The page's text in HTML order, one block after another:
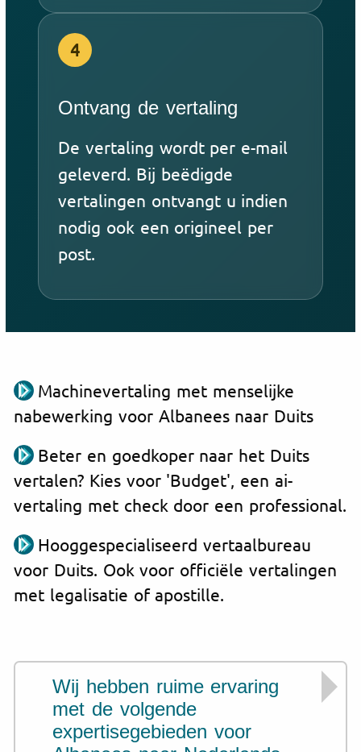
4
Ontvang de vertaling
De vertaling wordt per e-mail
geleverd. Bij beëdigde
vertalingen ontvangt u indien
nodig ook een origineel per
post.
Machinevertaling met menselijke
nabewerking voor Albanees naar Duits
Beter en goedkoper naar het Duits
vertalen? Kies voor 'Budget', een ai-
vertaling met check door een professional.
Hooggespecialiseerd vertaalbureau
voor Duits. Ook voor officiële vertalingen
met legalisatie of apostille.
Wij hebben ruime ervaring
met de volgende
expertisegebieden voor